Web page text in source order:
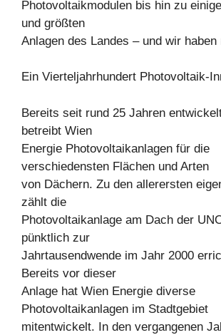
Photovoltaikmodulen bis hin zu
und größten
Anlagen des Landes – und wir haben
Ein Vierteljahrhundert Photovoltaik-
Bereits seit rund 25 Jahren
betreibt Wien
Energie Photovoltaikanlagen für die
verschiedensten Flächen und Arten
von Dächern. Zu den allerersten
zählt die
Photovoltaikanlage am Dach der
pünktlich zur
Jahrtausendwende im Jahr 2000
Bereits vor dieser
Anlage hat Wien Energie diverse
Photovoltaikanlagen im Stadtgebiet
mitentwickelt. In den vergangenen